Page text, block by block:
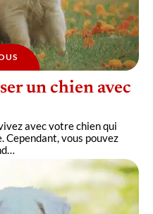
un chien avec
avec votre chien qui
Cependant, vous pouvez
…